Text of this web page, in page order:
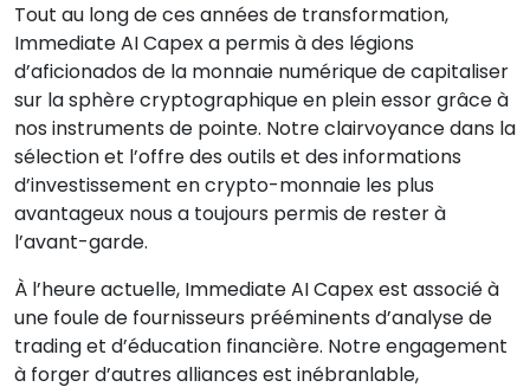
Tout au long de ces années de transformation,
Immediate AI Capex a permis à des légions
d’aficionados de la monnaie numérique de capitaliser
sur la sphère cryptographique en plein essor grâce à
nos instruments de pointe. Notre clairvoyance dans la
sélection et l’offre des outils et des informations
d’investissement en crypto-monnaie les plus
avantageux nous a toujours permis de rester à
l’avant-garde.
À l’heure actuelle, Immediate AI Capex est associé à
une foule de fournisseurs prééminents d’analyse de
trading et d’éducation financière. Notre engagement
à forger d’autres alliances est inébranlable,